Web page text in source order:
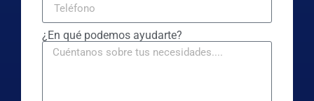
¿En qué podemos ayudarte?